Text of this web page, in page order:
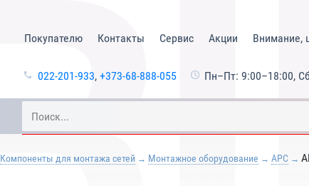
Покупателю Контакты Сервис Акции Внимание,
022-201-933, +373-68-888-055 Пн–Пт: 9:00–18:00,
Компоненты для монтажа сетей Монтажное оборудование APC